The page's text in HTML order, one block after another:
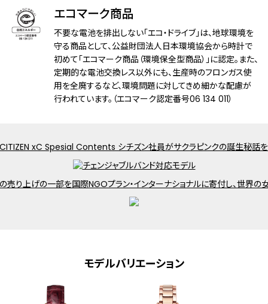
デザイン特徴 夜光(針)
充電残量表示機能
充電警告機能
過充電防止機能
パワーセーブ機能
フル充電時約3年可動(パワーセーブ作動
受信局自動選択機能
強制受信機能
パーペチュアルカレンダー
日付表示
能、針自動補正機能)
エコマーク商品
不要な電池を排出しない「エコ・ドライブ」は、地球環境を
守る商品として、公益財団法人日本環境協会から時計で
初めて「エコマーク商品（環境保全型商品）」に認定。また、
定期的な電池交換レス以外にも、生産時のフロンガス使
用を全廃するなど、環境問題に対してきめ細かな配慮が
行われています。（エコマーク認定番号06 134 011）
モデルバリエーション